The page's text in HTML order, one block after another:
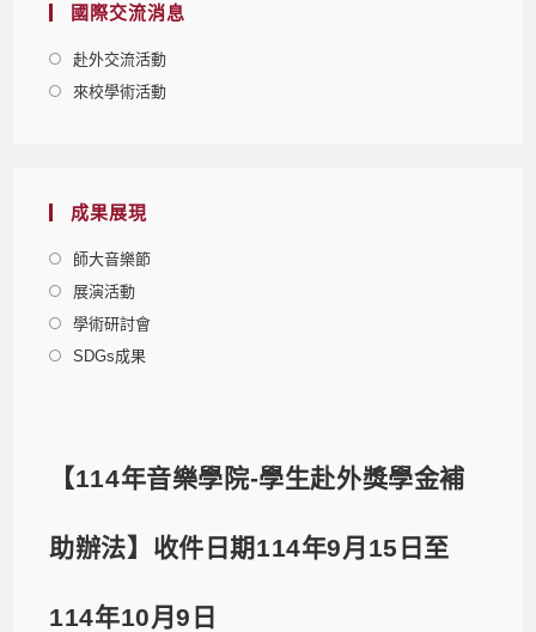
國際交流消息
赴外交流活動
來校學術活動
成果展現
師大音樂節
展演活動
學術研討會
SDGs成果
【114年音樂學院-學生赴外獎學金補
助辦法】收件日期114年9月15日至
114年10月9日